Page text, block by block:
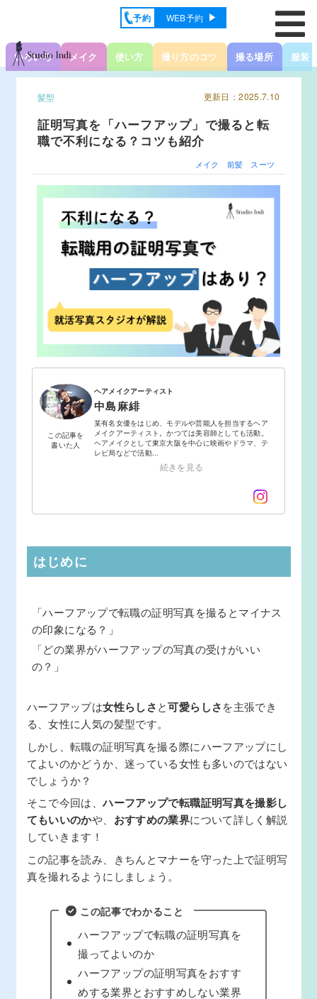
予約 WEB予約
いろいろ メイク 使い方 撮り方のコツ 撮る場所 服装
髪型 更新日：2025.7.10
証明写真を「ハーフアップ」で撮ると転
職で不利になる？コツも紹介
メイク 前髪 スーツ
この記事を
書いた人
ヘアメイクアーティスト
中島麻緋
某有名女優をはじめ、モデルや芸能人を担当するヘア
メイクアーティスト。かつては美容師としても活動。
ヘアメイクとして東京大阪を中心に映画やドラマ、テ
レビ局などで活動...
続きを見る
はじめに
「ハーフアップで転職の証明写真を撮るとマイナス
の印象になる？」
「どの業界がハーフアップの写真の受けがいい
の？」
ハーフアップは女性らしさと可愛らしさを主張でき
る、女性に人気の髪型です。
しかし、転職の証明写真を撮る際にハーフアップにし
てよいのかどうか、迷っている女性も多いのではない
でしょうか？
そこで今回は、ハーフアップで転職証明写真を撮影し
てもいいのかや、 おすすめの業界について詳しく解説
していきます！
この記事を読み、きちんとマナーを守った上で証明写
真を撮れるようにしましょう。
この記事でわかること
ハーフアップで転職の証明写真を
撮ってよいのか
ハーフアップの証明写真をおすす
めする業界とおすすめしない業界